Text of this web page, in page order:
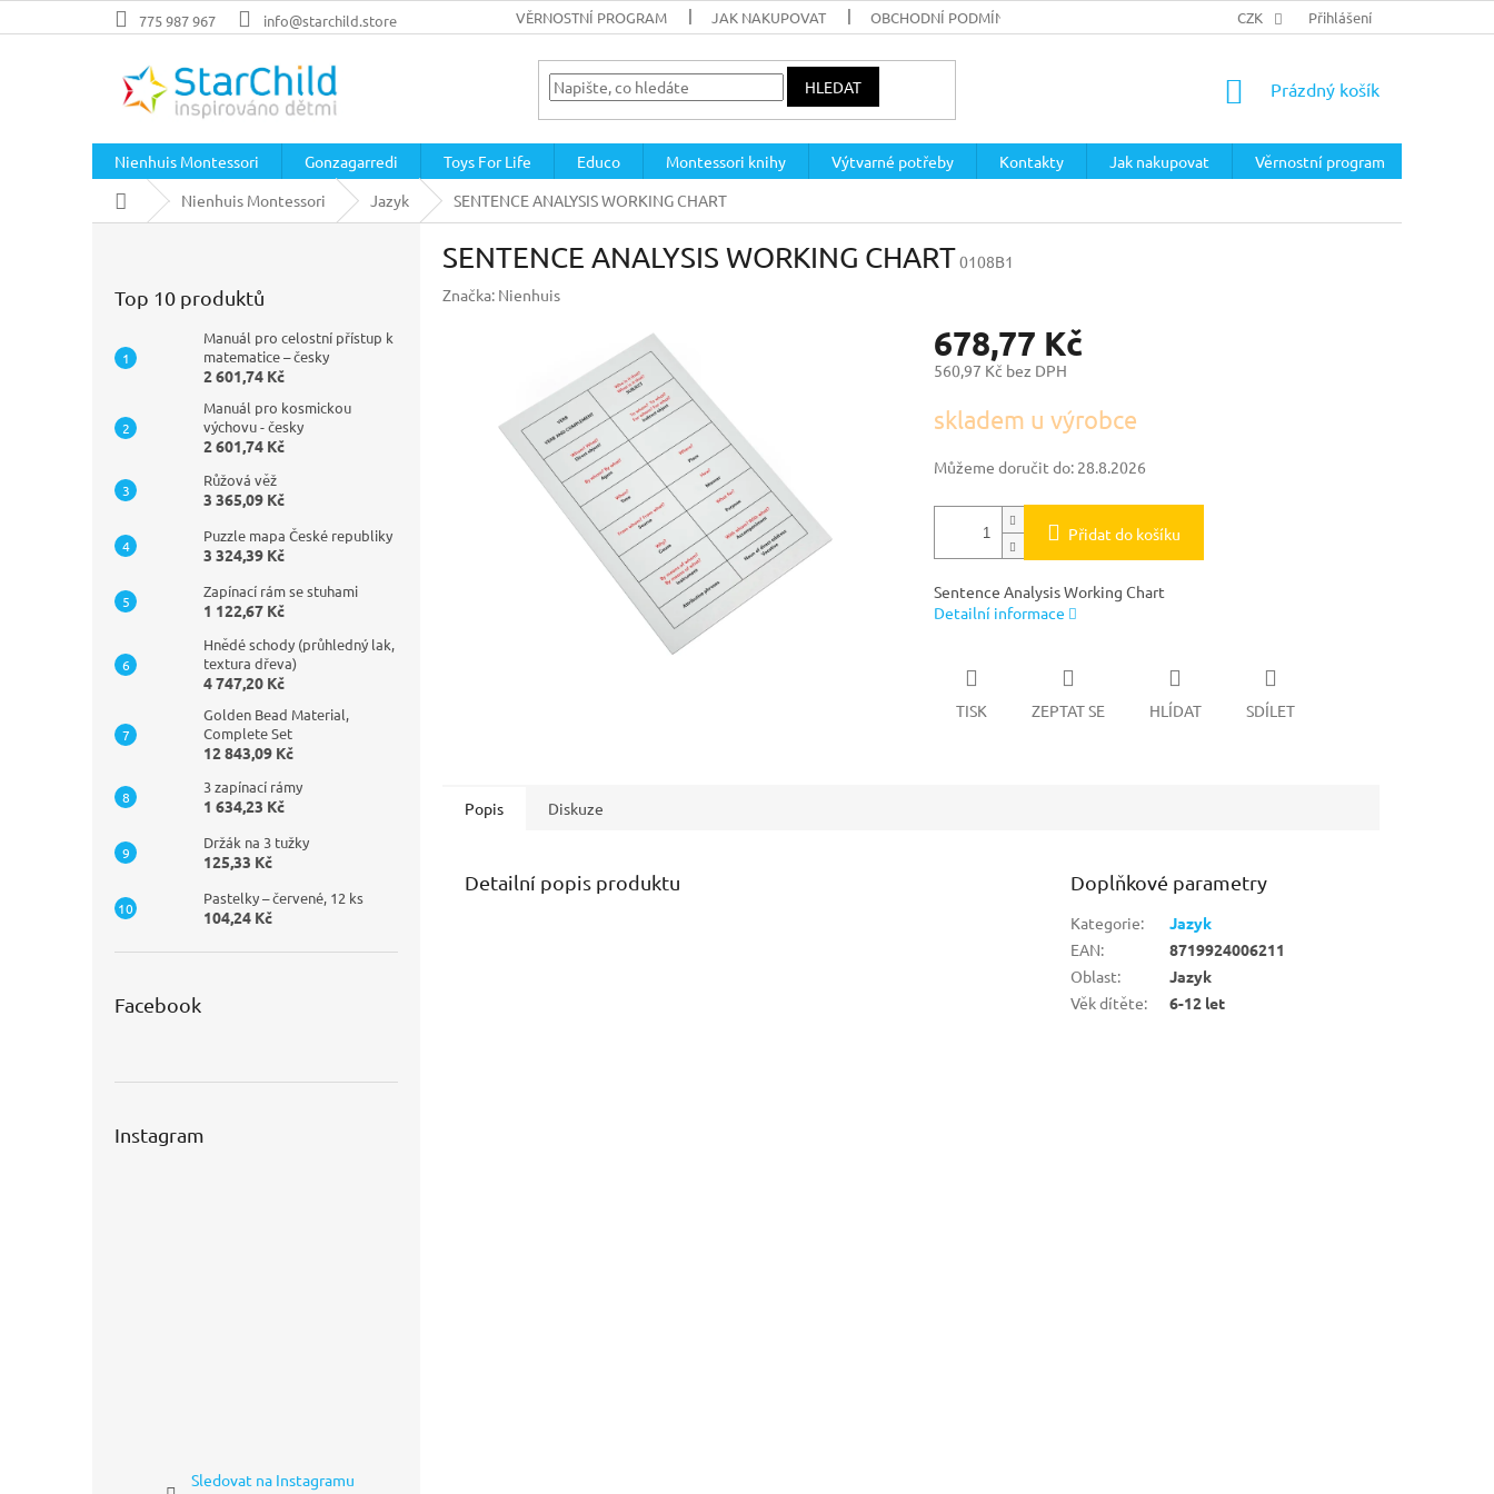
na
775 987 967 info@starchild.store VĚRNOSTNÍ PROGRAM JAK NAKUPOVAT OBCHODNÍ PODMÍNKY PODMÍNKY OCHRANY OSOBNÍCH ÚDAJŮ
CZK Přihlášení
HLEDAT
NÁKUPNÍ
Prázdný košík
Nienhuis Montessori Gonzagarredi Toys For Life Educo Montessori knihy Výtvarné potřeby Kontakty Jak nakupovat
Věrnostní program
Domů
Nienhuis Montessori Jazyk SENTENCE ANALYSIS WORKING CHART
Top 10 produktů
Manuál pro celostní přístup k
matematice – česky
2 601,74 Kč
Manuál pro kosmickou
výchovu - česky
2 601,74 Kč
Růžová věž
3 365,09 Kč
Puzzle mapa České republiky
3 324,39 Kč
Zapínací rám se stuhami
1 122,67 Kč
Hnědé schody (průhledný lak,
textura dřeva)
4 747,20 Kč
Golden Bead Material,
Complete Set
12 843,09 Kč
3 zapínací rámy
1 634,23 Kč
Držák na 3 tužky
125,33 Kč
Pastelky – červené, 12 ks
104,24 Kč
Facebook
Instagram
Sledovat na Instagramu
SENTENCE ANALYSIS WORKING CHART0108B1
Značka: Nienhuis
678,77 Kč
560,97 Kč bez DPH
cena:
skladem u výrobce
Můžeme doručit do: 28.8.2026
Přidat do košíku
Sentence Analysis Working Chart
Detailní informace
TISK ZEPTAT SE HLÍDAT SDÍLET
Popis Diskuze
Detailní popis produktu Doplňkové parametry
Kategorie:
Jazyk
EAN:
8719924006211
Oblast:
Jazyk
Věk dítěte: 6-12 let